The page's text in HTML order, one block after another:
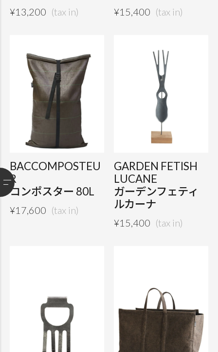
¥13,200 ¥15,400
BACCOMPOSTEU
R
コンポスター 80L
¥17,600
GARDEN FETISH
LUCANE
ガーデンフェティ
ルカーナ
¥15,400